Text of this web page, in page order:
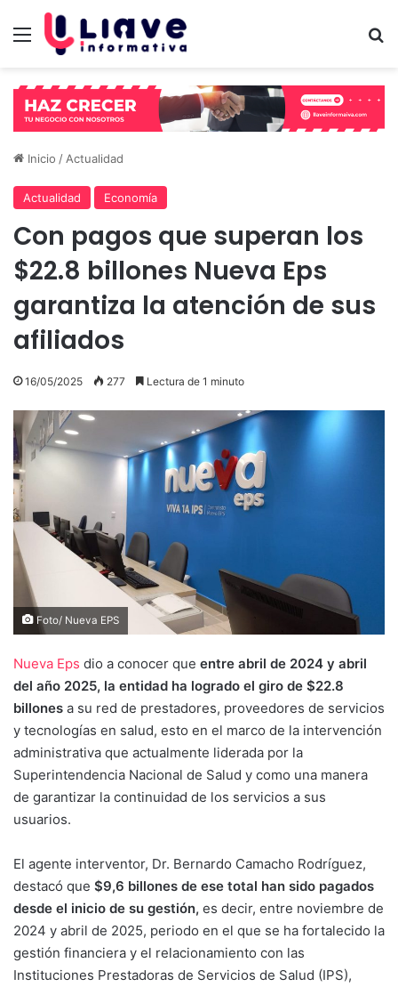
Menú
Inicio / Actualidad
Actualidad Economía
Con pagos que superan los
$22.8 billones Nueva Eps
garantiza la atención de sus
afiliados
16/05/2025 277 Lectura de 1 minuto
Foto/ Nueva EPS
Nueva Eps dio a conocer que entre abril de 2024 y abril
del año 2025, la entidad ha logrado el giro de $22.8
billones a su red de prestadores, proveedores de servicios
y tecnologías en salud, esto en el marco de la intervención
administrativa que actualmente liderada por la
Superintendencia Nacional de Salud y como una manera
de garantizar la continuidad de los servicios a sus
usuarios.
El agente interventor, Dr. Bernardo Camacho Rodríguez,
destacó que $9,6 billones de ese total han sido pagados
desde el inicio de su gestión, es decir, entre noviembre de
2024 y abril de 2025, periodo en el que se ha fortalecido la
gestión financiera y el relacionamiento con las
Instituciones Prestadoras de Servicios de Salud (IPS),